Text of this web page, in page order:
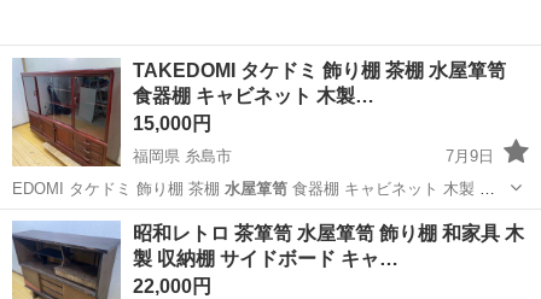
TAKEDOMI タケドミ 飾り棚 茶棚 水屋箪笥
食器棚 キャビネット 木製…
15,000円
福岡県 糸島市
7月9日
EDOMI タケドミ 飾り棚 茶棚 水屋箪笥食器棚 キャビネット 木製 ガ
ラス…
福岡 糸島市 収納家具
昭和レトロ 茶箪笥 水屋箪笥 飾り棚 和家具 木
製 収納棚 サイドボード キャ…
22,000円